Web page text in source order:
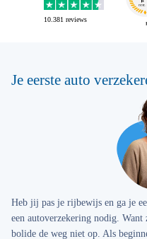
10.381 reviews
Je eerste auto
Heb jij pas je rijbewijs en ga je
een autoverzekering nodig.
bolide de weg niet op. Als